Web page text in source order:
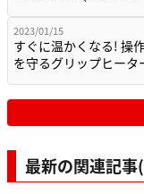
2023/01/15
すぐに温かくなる! 操
を守るグリップヒー
最新の関連記